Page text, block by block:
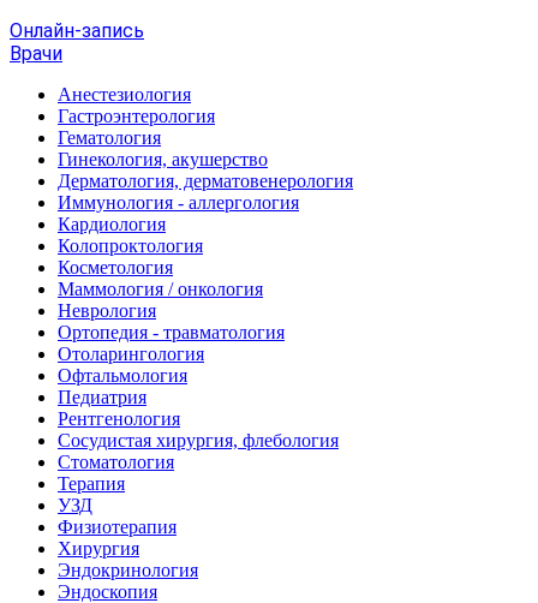
Онлайн-запись
Врачи
Анестезиология
Гастроэнтерология
Гематология
Гинекология, акушерство
Дерматология, дерматовенерология
Иммунология - аллергология
Кардиология
Колопроктология
Косметология
Маммология / онкология
Неврология
Ортопедия - травматология
Отоларингология
Офтальмология
Педиатрия
Рентгенология
Сосудистая хирургия, флебология
Стоматология
Терапия
УЗД
Физиотерапия
Хирургия
Эндокринология
Эндоскопия